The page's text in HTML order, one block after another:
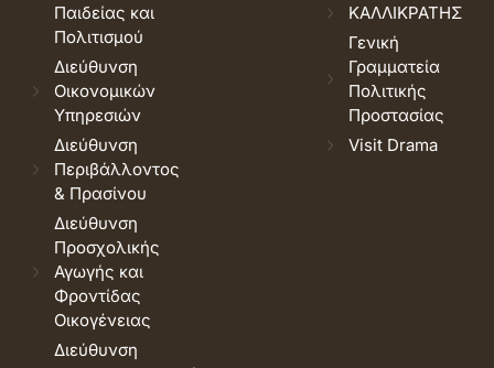
Παιδείας και
Πολιτισμού
Διεύθυνση
Οικονομικών
Υπηρεσιών
Διεύθυνση
Περιβάλλοντος
& Πρασίνου
Διεύθυνση
Προσχολικής
Αγωγής και
Φροντίδας
Οικογένειας
Διεύθυνση
ΚΑΛΛΙΚΡΑΤΗΣ
Γενική
Γραμματεία
Πολιτικής
Προστασίας
Visit Drama